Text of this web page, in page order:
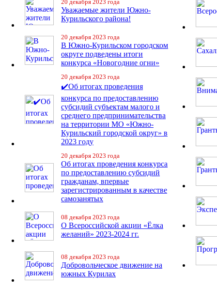
20 декабря 2023 года
Уважаемые жители Южно-
Курильского района!
20 декабря 2023 года
В Южно-Курильском городском
округе подведены итоги
конкурса «Новогодние огни»
20 декабря 2023 года
✔️Об итогах проведения
конкурса по предоставлению
субсидий субъектам малого и
среднего предпринимательства
на территории МО «Южно-
Курильский городской округ» в
2023 году
20 декабря 2023 года
Об итогах проведения конкурса
по предоставлению субсидий
гражданам, впервые
зарегистрированным в качестве
самозанятых
08 декабря 2023 года
О Всероссийской акции «Ёлка
желаний» 2023-2024 гг.
08 декабря 2023 года
Добровольческое движение на
южных Курилах